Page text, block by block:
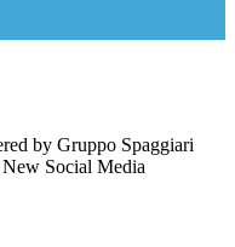
by Gruppo Spaggiari
Social Media